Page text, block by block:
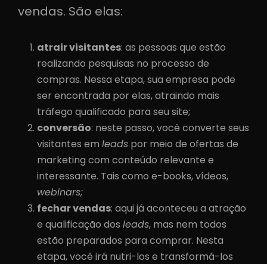
vendas. São elas:
atrair visitantes: as pessoas que estão
realizando pesquisas no processo de
compras. Nessa etapa, sua empresa pode
ser encontrada por elas, atraindo mais
tráfego qualificado para seu site;
conversão: neste passo, você converte seus
visitantes em leads por meio de ofertas de
marketing com conteúdo relevante e
interessante. Tais como e-books, vídeos,
webinars;
fechar vendas: aqui já aconteceu a atração
e qualificação dos leads, mas nem todos
estão preparados para comprar. Nesta
etapa, você irá nutri-los e transformá-los